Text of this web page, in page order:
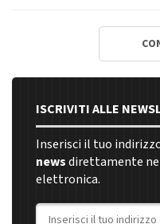
ISCRIVITI ALLE
Inserisci il tuo
newsdirettamente
elettronica.
Indirizzo email